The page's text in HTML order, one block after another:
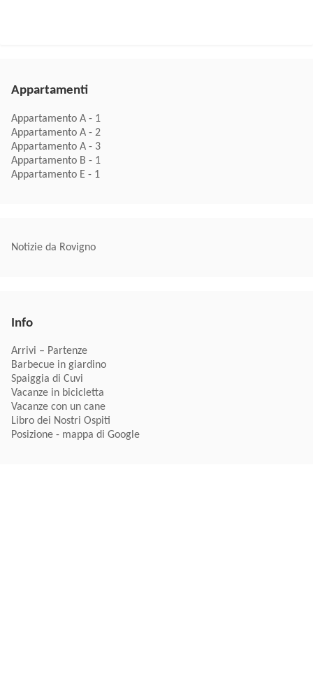
Appartamenti
Appartamento A - 1
Appartamento A - 2
Appartamento A - 3
Appartamento B - 1
Appartamento E - 1
Notizie da Rovigno
Info
Arrivi – Partenze
Barbecue in giardino
Spaiggia di Cuvi
Vacanze in bicicletta
Vacanze con un cane
Libro dei Nostri Ospiti
Posizione - mappa di Google